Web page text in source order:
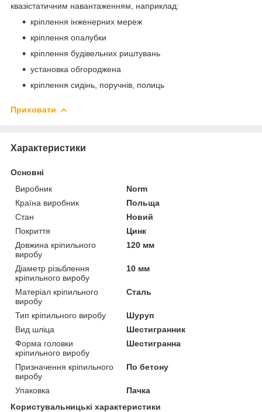
квазістатичним навантаженням, наприклад:
кріплення інженерних мереж
кріплення опалубки
кріплення будівельних риштувань
установка обгороджена
кріплення сидінь, поручнів, полиць
Приховати
Характеристики
Основні
Виробник
Norm
Країна виробник
Польща
Стан
Новий
Покриття
Цинк
Довжина кріпильного
виробу
120 мм
Діаметр різьблення
кріпильного виробу
10 мм
Матеріал кріпильного
виробу
Сталь
Тип кріпильного виробу
Шуруп
Вид шліца
Шестигранник
Форма головки
кріпильного виробу
Шестигранна
Призначення кріпильного
виробу
По бетону
Упаковка
Пачка
Користувальницькі характеристики